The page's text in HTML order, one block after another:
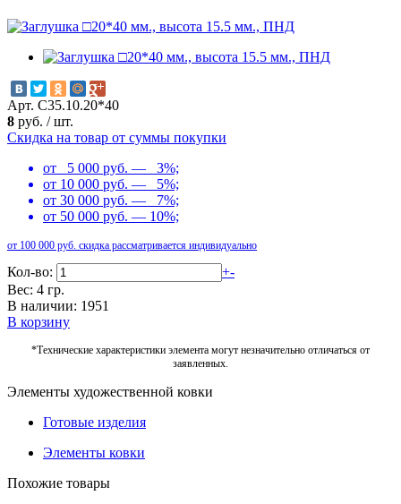
Арт. С35.10.20*40
8 руб. /шт.
Скидка на товар от суммы покупки
от 5 000 руб. — 3%;
от 10 000 руб. — 5%;
от 30 000 руб. — 7%;
от 50 000 руб. — 10%;
от 100 000 руб. скидка рассматривается индивидуально
Кол-во: +-
Вес: 4 гр.
В наличии: 1951
В корзину
*Технические характеристики элемента могут незначительно отличаться от
заявленных.
Элементы художественной ковки
Готовые изделия
Элементы ковки
Похожие товары